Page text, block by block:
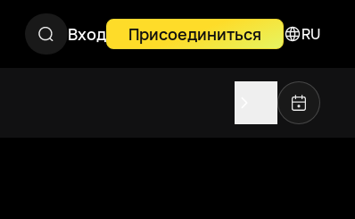
Вход Присоединиться RU